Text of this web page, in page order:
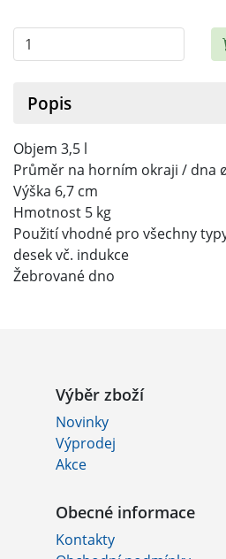
Popis
Objem 3,5 l
Průměr na horním okraji / dna
Výška 6,7 cm
Hmotnost 5 kg
Použití vhodné pro všechny
desek vč. indukce
Žebrované dno
Výběr zboží
Novinky
Výprodej
Akce
Obecné informace
Kontakty